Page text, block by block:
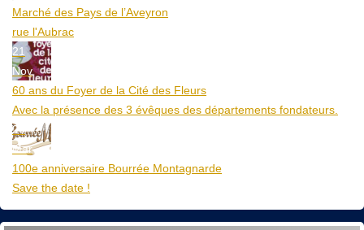
Marché des Pays de l’Aveyron
rue l'Aubrac
21
Nov
60 ans du Foyer de la Cité des Fleurs
Avec la présence des 3 évêques des départements fondateurs.
20
Mar
100e anniversaire Bourrée Montagnarde
Save the date !